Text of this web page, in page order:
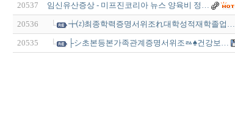
20537 임신유산증상 - 미프진코리아 뉴스 양육비 정…
20536 ╈⒵최종학력증명서위조れ대학성적재학졸업…
20535 ├シ초본등본가족관계증명서위조ㅬ♠건강보…